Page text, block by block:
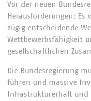
Vor der neuen
Herausforderungen:
zügig entscheidende
Wettbewerbsfähigkeit
gesellschaftlichen
Die Bundesregierung
führen und massive
Infrastrukturerhalt